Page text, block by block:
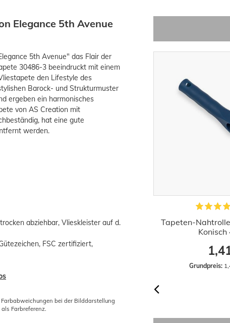
Elegance 5th Avenue
5th Avenue" das Flair der
30486-3 beeindruckt mit einem
den Lifestyle des
Barock- und Strukturmuster
ergeben ein harmonisches
von AS Creation mit
hat eine gute
werden.
abziehbar, Vlieskleister auf d.
FSC zertifiziert,
bei der Bilddarstellung
Farbreferenz.
Tapezierhelfer für Tapeten Vermessen
3,94 €
Tapeten-
Konisch
Grundpreis: